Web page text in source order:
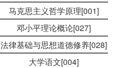
马克思主义哲学原理[001]
邓小平理论概论[027]
法律基础与思想道德修养[028]
大学语文[004]